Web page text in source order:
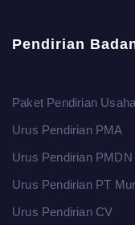
Pendirian
Paket Pendirian
Urus Pendirian PMA
Urus Pendirian PMDN
Urus Pendirian PT
Urus Pendirian CV